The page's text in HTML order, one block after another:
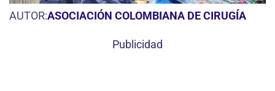
AUTOR:ASOCIACIÓN COLOMBIANA DE CIRUGÍA
Publicidad